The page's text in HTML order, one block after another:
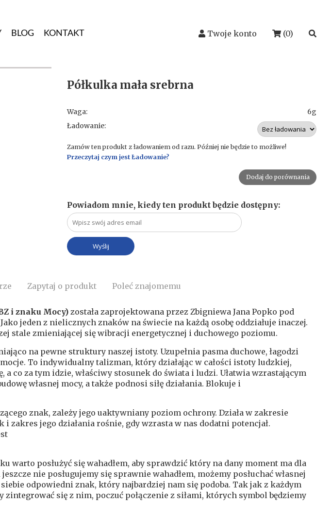
BLOG KONTAKT Twoje konto (0)
Półkulka mała srebrna
Waga:
6g
Ładowanie:
Zamów ten produkt z ładowaniem od razu. Później nie będzie to możliwe!
Przeczytaj czym jest Ładowanie?
Dodaj do porównania
Powiadom mnie, kiedy ten produkt będzie dostępny:
Zapytaj o produkt Poleć znajomemu
i znaku Mocy)została zaprojektowana przez Zbigniewa Jana Popko pod
jeden z nielicznych znaków na świecie na każdą osobę oddziałuje inaczej.
stale zmieniającej się wibracji energetycznej i duchowego poziomu.
na pewne struktury naszej istoty. Uzupełnia pasma duchowe, łagodzi
To indywidualny talizman, który działając w całości istoty ludzkiej,
a co za tym idzie, właściwy stosunek do świata i ludzi. Ułatwia wzrastającym
własnej mocy, a także podnosi siłę działania. Blokuje i
znak, zależy jego uaktywniany poziom ochrony. Działa w zakresie
i zakres jego działania rośnie, gdy wzrasta w nas dodatni potencjał.
warto posłużyć się wahadłem, aby sprawdzić który na dany moment ma dla
nie posługujemy się sprawnie wahadłem, możemy posłuchać własnej
odpowiedni znak, który najbardziej nam się podoba. Tak jak z każdym
zintegrować się z nim, poczuć połączenie z siłami, których symbol będziemy